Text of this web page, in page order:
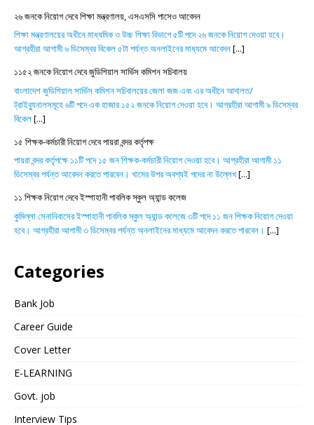
২৬ জনকে নিয়োগ দেবে শিক্ষা মন্ত্রণালয়, এসএসসি পাসেও আবেদন
শিক্ষা মন্ত্রণালয়ের অধীনে মাধ্যমিক ও উচ্চ শিক্ষা বিভাগে ৫টি পদে ২৬ জনকে নিয়োগ দেওয়া হবে।
আগ্রহীরা আগামী ৬ ডিসেম্বর বিকেল ৫টা পর্যন্ত অনলাইনের মাধ্যমে আবেদন[...]
১১৫২ জনকে নিয়োগ দেবে জুডিশিয়াল সার্ভিস কমিশন সচিবালয়
বাংলাদেশ জুডিশিয়াল সার্ভিস কমিশন সচিবালয়ের জেলা জজ এবং এর অধীনে আদালত/
ট্রাইব্যুনালসমূহে ৬টি পদে এক হাজার ১৫২ জনকে নিয়োগ দেওয়া হবে। আগ্রহীরা আগামী ৯ ডিসেম্বর
বিকেল[...]
১৫ শিক্ষক-কর্মচারী নিয়োগ দেবে পায়রা বন্দর কর্তৃপক্ষ
পায়রা বন্দর কর্তৃপক্ষে ১১টি পদে ১৫ জন শিক্ষক-কর্মচারী নিয়োগ দেওয়া হবে। আগ্রহীরা আগামী ১১
ডিসেম্বর পর্যন্ত আবেদন করতে পারবেন। খামের উপর অবশ্যই পদের না উল্লেখ[...]
১১ শিক্ষক নিয়োগ দেবে ইস্পাহানী পাবলিক স্কুল অ্যান্ড কলেজ
কুমিল্লা সেনানিবাসের ইস্পাহানী পাবলিক স্কুল অ্যান্ড কলেজে ৩টি পদে ১১ জন শিক্ষক নিয়োগ দেওয়া
হবে। আগ্রহীরা আগামী ৩ ডিসেম্বর পর্যন্ত অনলাইনের মাধ্যমে আবেদন করতে পারবেন। [...]
Categories
Bank Job
Career Guide
Cover Letter
E-LEARNING
Govt. job
Interview Tips